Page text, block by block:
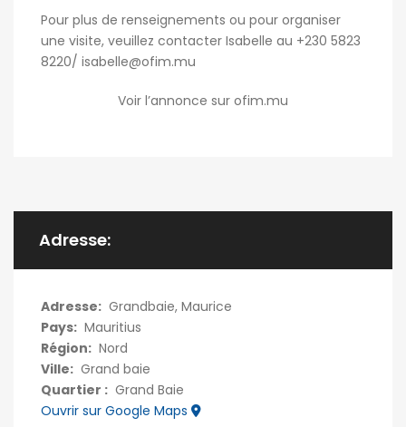
Pour plus de renseignements ou pour organiser
une visite, veuillez contacter Isabelle au +230 5823
8220/ isabelle@ofim.mu
Voir l’annonce sur ofim.mu
Adresse:
Adresse: Grandbaie, Maurice
Pays: Mauritius
Région: Nord
Ville: Grand baie
Quartier : Grand Baie
Ouvrir sur Google Maps